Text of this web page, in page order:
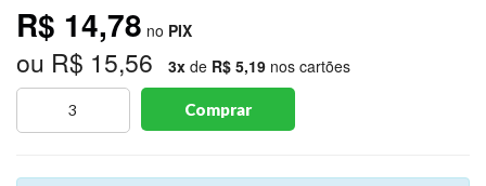
SALDO
NOSSAS
PROMOÇÕES
R$ 14,78 no PIX
ou R$ 15,56 3x de R$ 5,19 nos cartões
Comprar